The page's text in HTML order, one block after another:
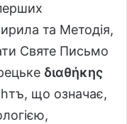
та Методія,
Святе Письмо
διαθήκης
що означає,